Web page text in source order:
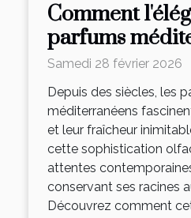
Comment
parfums
réinvente-t-elle ?
Samedi 28 février 2026
Depuis des siècles, les
méditerranéens
et leur fraîcheur
cette sophistication
attentes
conservant ses racines
Découvrez comment